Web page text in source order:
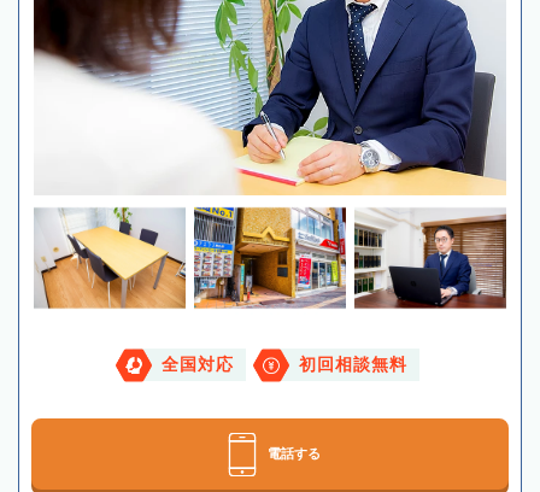
全国対応 初回相談無料
電話する